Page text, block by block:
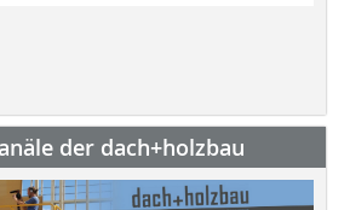
der dach+holzbau